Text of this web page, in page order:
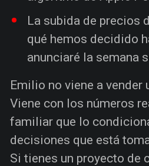
La subida de precios
qué hemos decidido
anunciaré la semana
Emilio no viene a vender
Viene con los números
familiar que lo
decisiones que está
Si tienes un proyecto de